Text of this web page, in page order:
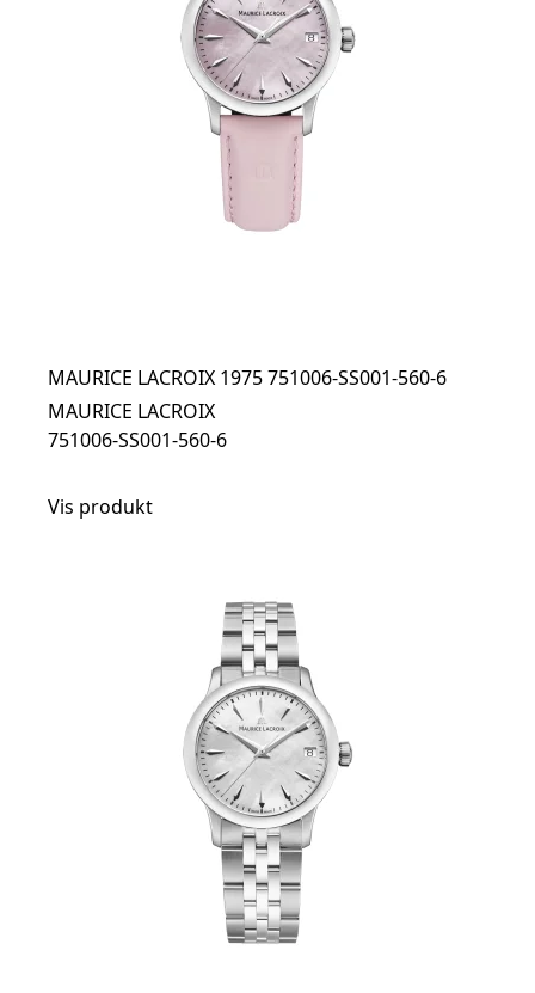
MAURICE LACROIX 1975 751006-SS001-560-6
MAURICE LACROIX
751006-SS001-560-6
Vis produkt